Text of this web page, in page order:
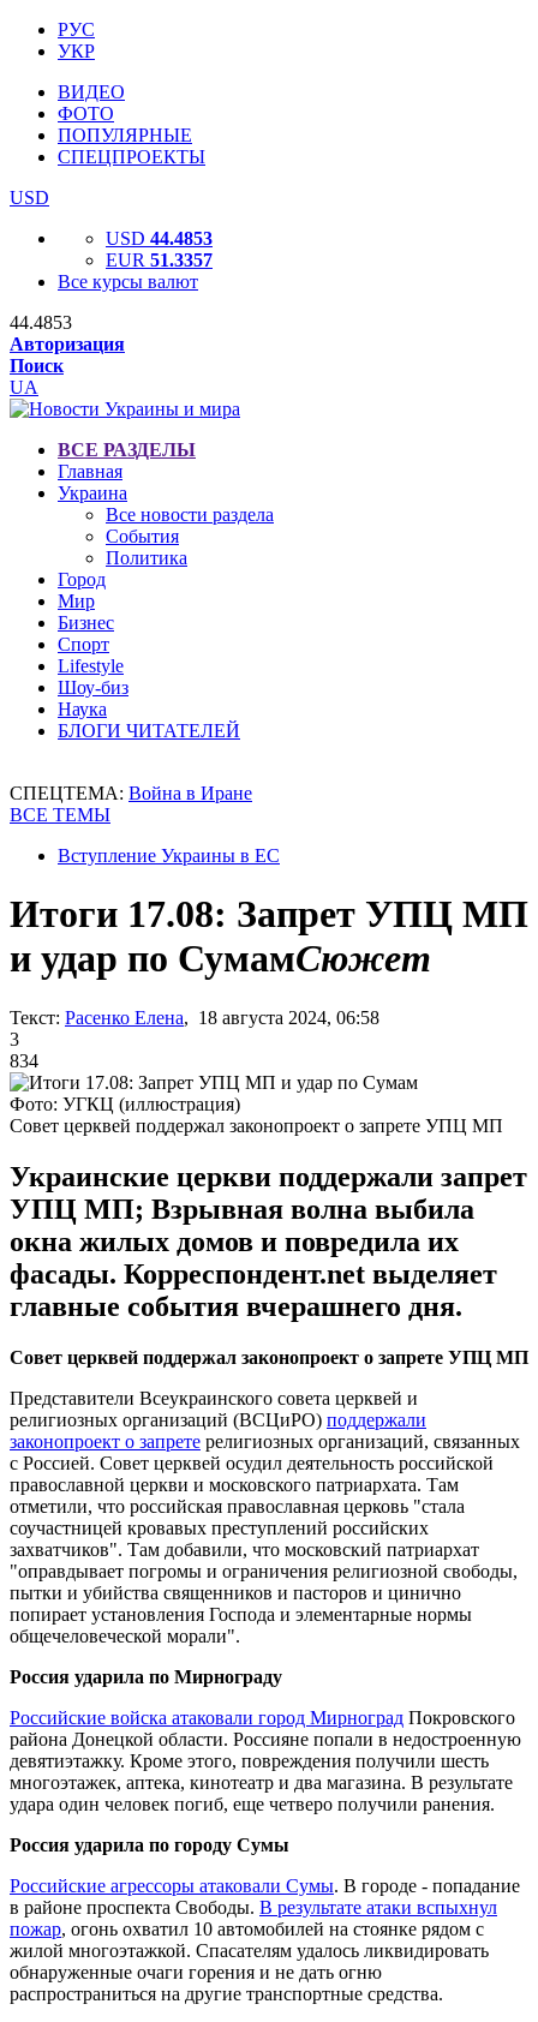
РУС
УКР
ВИДЕО
ФОТО
ПОПУЛЯРНЫЕ
СПЕЦПРОЕКТЫ
USD
USD 44.4853
EUR 51.3357
Все курсы валют
44.4853
Авторизация
Поиск
UA
ВСЕ РАЗДЕЛЫ
Главная
Украина
Все новости раздела
События
Политика
Город
Мир
Бизнес
Спорт
Lifestyle
Шоу-биз
Наука
БЛОГИ ЧИТАТЕЛЕЙ
СПЕЦТЕМА: Война в Иране
ВСЕ ТЕМЫ
Вступление Украины в ЕС
Итоги 17.08: Запрет УПЦ МП
и удар по СумамСюжет
Текст: Расенко Елена, 18 августа 2024, 06:58
3
834
Фото: УГКЦ (иллюстрация)
Совет церквей поддержал законопроект о запрете УПЦ МП
Украинские церкви поддержали запрет
УПЦ МП; Взрывная волна выбила
окна жилых домов и повредила их
фасады. Корреспондент.net выделяет
главные события вчерашнего дня.
Совет церквей поддержал законопроект о запрете УПЦ МП
Представители Всеукраинского совета церквей и
религиозных организаций (ВСЦиРО) поддержали
законопроект о запрете религиозных организаций, связанных
с Россией. Совет церквей осудил деятельность российской
православной церкви и московского патриархата. Там
отметили, что российская православная церковь "стала
соучастницей кровавых преступлений российских
захватчиков". Там добавили, что московский патриархат
"оправдывает погромы и ограничения религиозной свободы,
пытки и убийства священников и пасторов и цинично
попирает установления Господа и элементарные нормы
общечеловеческой морали".
Россия ударила по Мирнограду
Российские войска атаковали город Мирноград Покровского
района Донецкой области. Россияне попали в недостроенную
девятиэтажку. Кроме этого, повреждения получили шесть
многоэтажек, аптека, кинотеатр и два магазина. В результате
удара один человек погиб, еще четверо получили ранения.
Россия ударила по городу Сумы
Российские агрессоры атаковали Сумы. В городе - попадание
в районе проспекта Свободы. В результате атаки вспыхнул
пожар, огонь охватил 10 автомобилей на стоянке рядом с
жилой многоэтажкой. Спасателям удалось ликвидировать
обнаруженные очаги горения и не дать огню
распространиться на другие транспортные средства.